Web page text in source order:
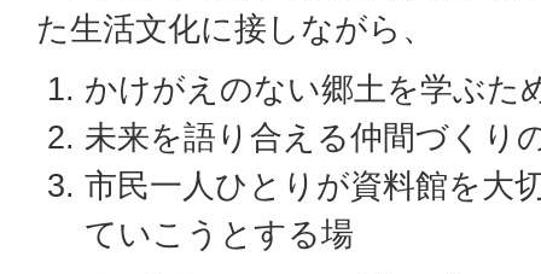
た生活文化に接しながら、
かけがえのない郷土を学ぶた
未来を語り合える仲間づくり
市民一人ひとりが資料館を大
ていこうとする場